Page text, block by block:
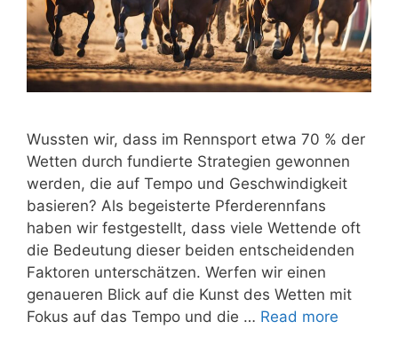
Wussten wir, dass im Rennsport etwa 70 % der
Wetten durch fundierte Strategien gewonnen
werden, die auf Tempo und Geschwindigkeit
basieren? Als begeisterte Pferderennfans
haben wir festgestellt, dass viele Wettende oft
die Bedeutung dieser beiden entscheidenden
Faktoren unterschätzen. Werfen wir einen
genaueren Blick auf die Kunst des Wetten mit
Fokus auf das Tempo und die … Read more